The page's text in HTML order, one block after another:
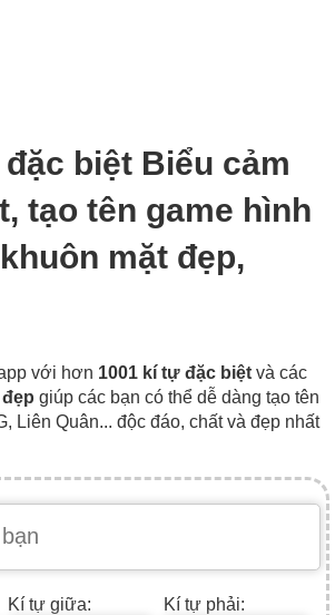
biệt Biểu cảm
tạo tên game hình
mặt đẹp,
với hơn 1001 kí tự đặc biệt và các
giúp các bạn có thể dễ dàng tạo tên
Liên Quân... độc đáo, chất và đẹp nhất
Kí tự giữa: Kí tự phải: